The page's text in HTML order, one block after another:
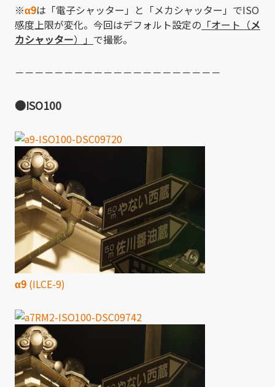
※α9は「電子シャッター」と「メカシャッター」でISO
感度上限が変化。今回はデフォルト設定の 「オート（メ
カシャッター）」 で撮影。
－－－－－－－－－－－－－－－－－－－－－
●ISO100
α9 (ILCE-9)